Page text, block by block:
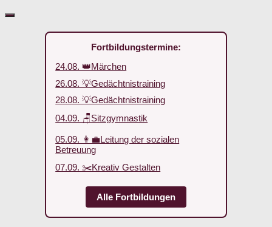
Fortbildungstermine:
24.08. 👑Märchen
26.08. 💡Gedächtnistraining
28.08. 💡Gedächtnistraining
04.09. 🪑Sitzgymnastik
05.09. 👩‍💼Leitung der sozialen
Betreuung
07.09. ✂️Kreativ Gestalten
Alle Fortbildungen